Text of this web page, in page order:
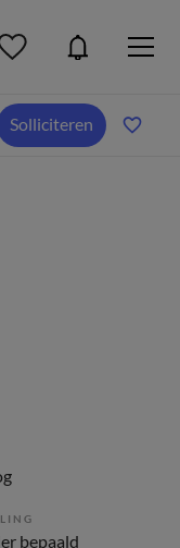
Solliciteren
bepaald